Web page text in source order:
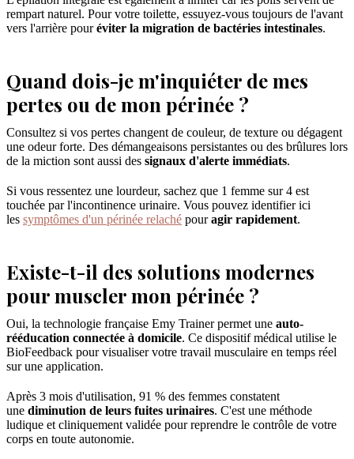
rempart naturel. Pour votre toilette, essuyez-vous toujours de l'avant
vers l'arrière pouréviter la migration de bactéries intestinales.
Quand dois-je m'inquiéter de mes
pertes ou de mon périnée ?
Consultez si vos pertes changent de couleur, de texture ou dégagent
une odeur forte. Des démangeaisons persistantes ou des brûlures lors
de la miction sont aussi des signaux d'alerte immédiats.
Si vous ressentez une lourdeur, sachez que 1 femme sur 4 est
touchée par l'incontinence urinaire. Vous pouvez identifier ici
les symptômes d'un périnée relaché pouragir rapidement.
Existe-t-il des solutions modernes
pour muscler mon périnée ?
Oui, la technologie française Emy Trainer permet une auto-
rééducation connectée à domicile. Ce dispositif médical utilise le
BioFeedback pour visualiser votre travail musculaire en temps réel
sur une application.
Après 3 mois d'utilisation, 91 % des femmes constatent
une diminution de leurs fuites urinaires. C'est une méthode
ludique et cliniquement validée pour reprendre le contrôle de votre
corps en toute autonomie.